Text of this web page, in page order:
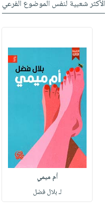
الأكثر شعبية لنفس الموضوع الفرعي
أم ميمي
لـ بلال فضل